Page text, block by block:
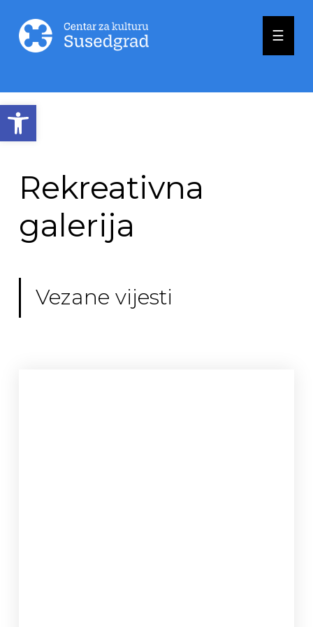
Open toolbar
☰
Rekreativna
galerija
Vezane vijesti